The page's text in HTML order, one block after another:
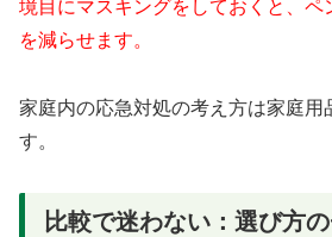
境目にマスキングをしておくと、ペ
を減らせます。
家庭内の応急対処の考え方は家庭用
す。
比較で迷わない：選び方